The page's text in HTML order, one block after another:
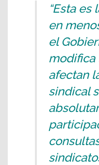
“Esta es
en
el
modifica
afectan
sindical